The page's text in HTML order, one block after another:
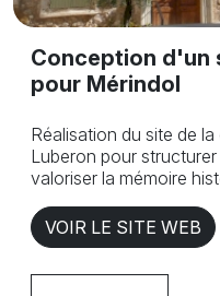
Conception d'un
pour Mérindol
Réalisation du site de
Luberon pour
valoriser la mémoire
VOIR LE SITE WEB